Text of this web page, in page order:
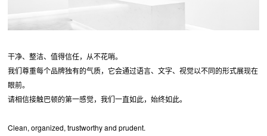
干净、整洁、值得信任，从不花哨。
我们尊重每个品牌独有的气质，它会通过语言、文字、视觉以不同的形式展现在
眼前。
请相信接触巴顿的第一感觉，我们一直如此，始终如此。
Clean, organized, trustworthy and prudent.